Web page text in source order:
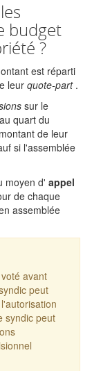
budget
?
est réparti
leur quote-part .
sur le
quart du
de leur
si l'assemblée
moyen d' appel
de chaque
assemblée
avant
peut
syndic peut